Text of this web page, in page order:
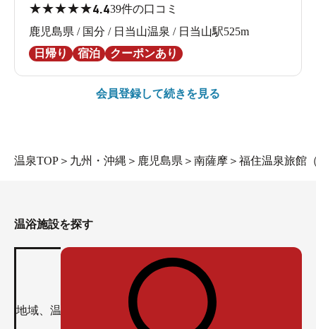
★★★★★4.439件の口コミ
鹿児島県 / 国分 / 日当山温泉 / 日当山駅525m
日帰り
宿泊 クーポンあり
会員登録して続きを見る
温泉TOP ＞ 九州・沖縄 ＞ 鹿児島県 ＞ 南薩摩 ＞ 福住温泉旅館
温浴施設を探す